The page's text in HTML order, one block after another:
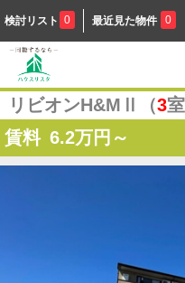
検討リスト 0 最近見た物件 0
リビオンH&MⅡ（3室
賃料 6.2万円～